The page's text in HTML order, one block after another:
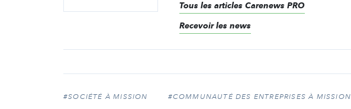
Tous les articles Carenews PRO
Recevoir les news
#SOCIÉTÉ À MISSION #COMMUNAUTÉ DES ENTREPRISES À MISSION